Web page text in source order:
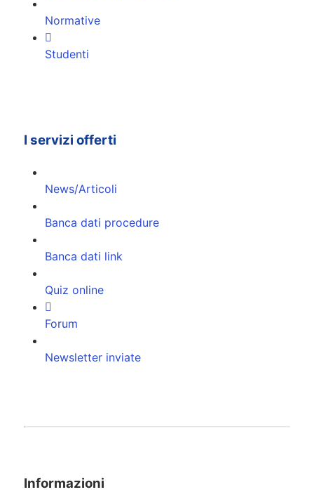
Normative
Studenti
I servizi offerti
News/Articoli
Banca dati procedure
Banca dati link
Quiz online
Forum
Newsletter inviate
Informazioni